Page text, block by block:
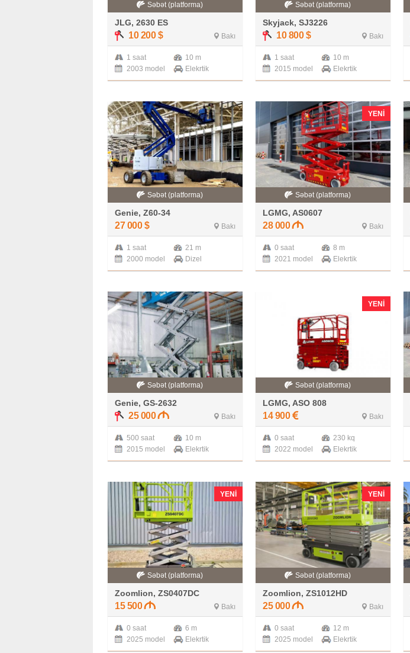
Səbət (platforma)
JLG, 2630 ES
10 200 $ Bakı
1 saat
10 m
2003 model
Elekrtik
Səbət (platforma)
Skyjack, SJ3226
10 800 $ Bakı
1 saat
10 m
2015 model
Elekrtik
Səbət (platforma)
Genie, Z60-34
27 000 $ Bakı
1 saat
21 m
2000 model
Dizel
YENI
Səbət (platforma)
LGMG, AS0607
28 000 Bakı
0 saat
8 m
2021 model
Elekrtik
Səbət (platforma)
Genie, GS-2632
25 000 Bakı
500 saat
10 m
2015 model
Elekrtik
YENI
Səbət (platforma)
LGMG, ASO 808
14 900 Bakı
0 saat
230 kq
2022 model
Elekrtik
YENI
Səbət (platforma)
Zoomlion, ZS0407DC
15 500 Bakı
0 saat
6 m
2025 model
Elekrtik
YENI
Səbət (platforma)
Zoomlion, ZS1012HD
25 000 Bakı
0 saat
12 m
2025 model
Elekrtik